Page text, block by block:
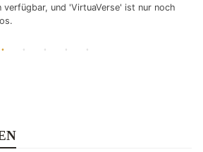
verfügbar, und 'VirtuaVerse' ist nur noch